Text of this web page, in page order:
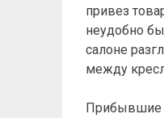
привез
неудобно
салоне
между
Прибывшие